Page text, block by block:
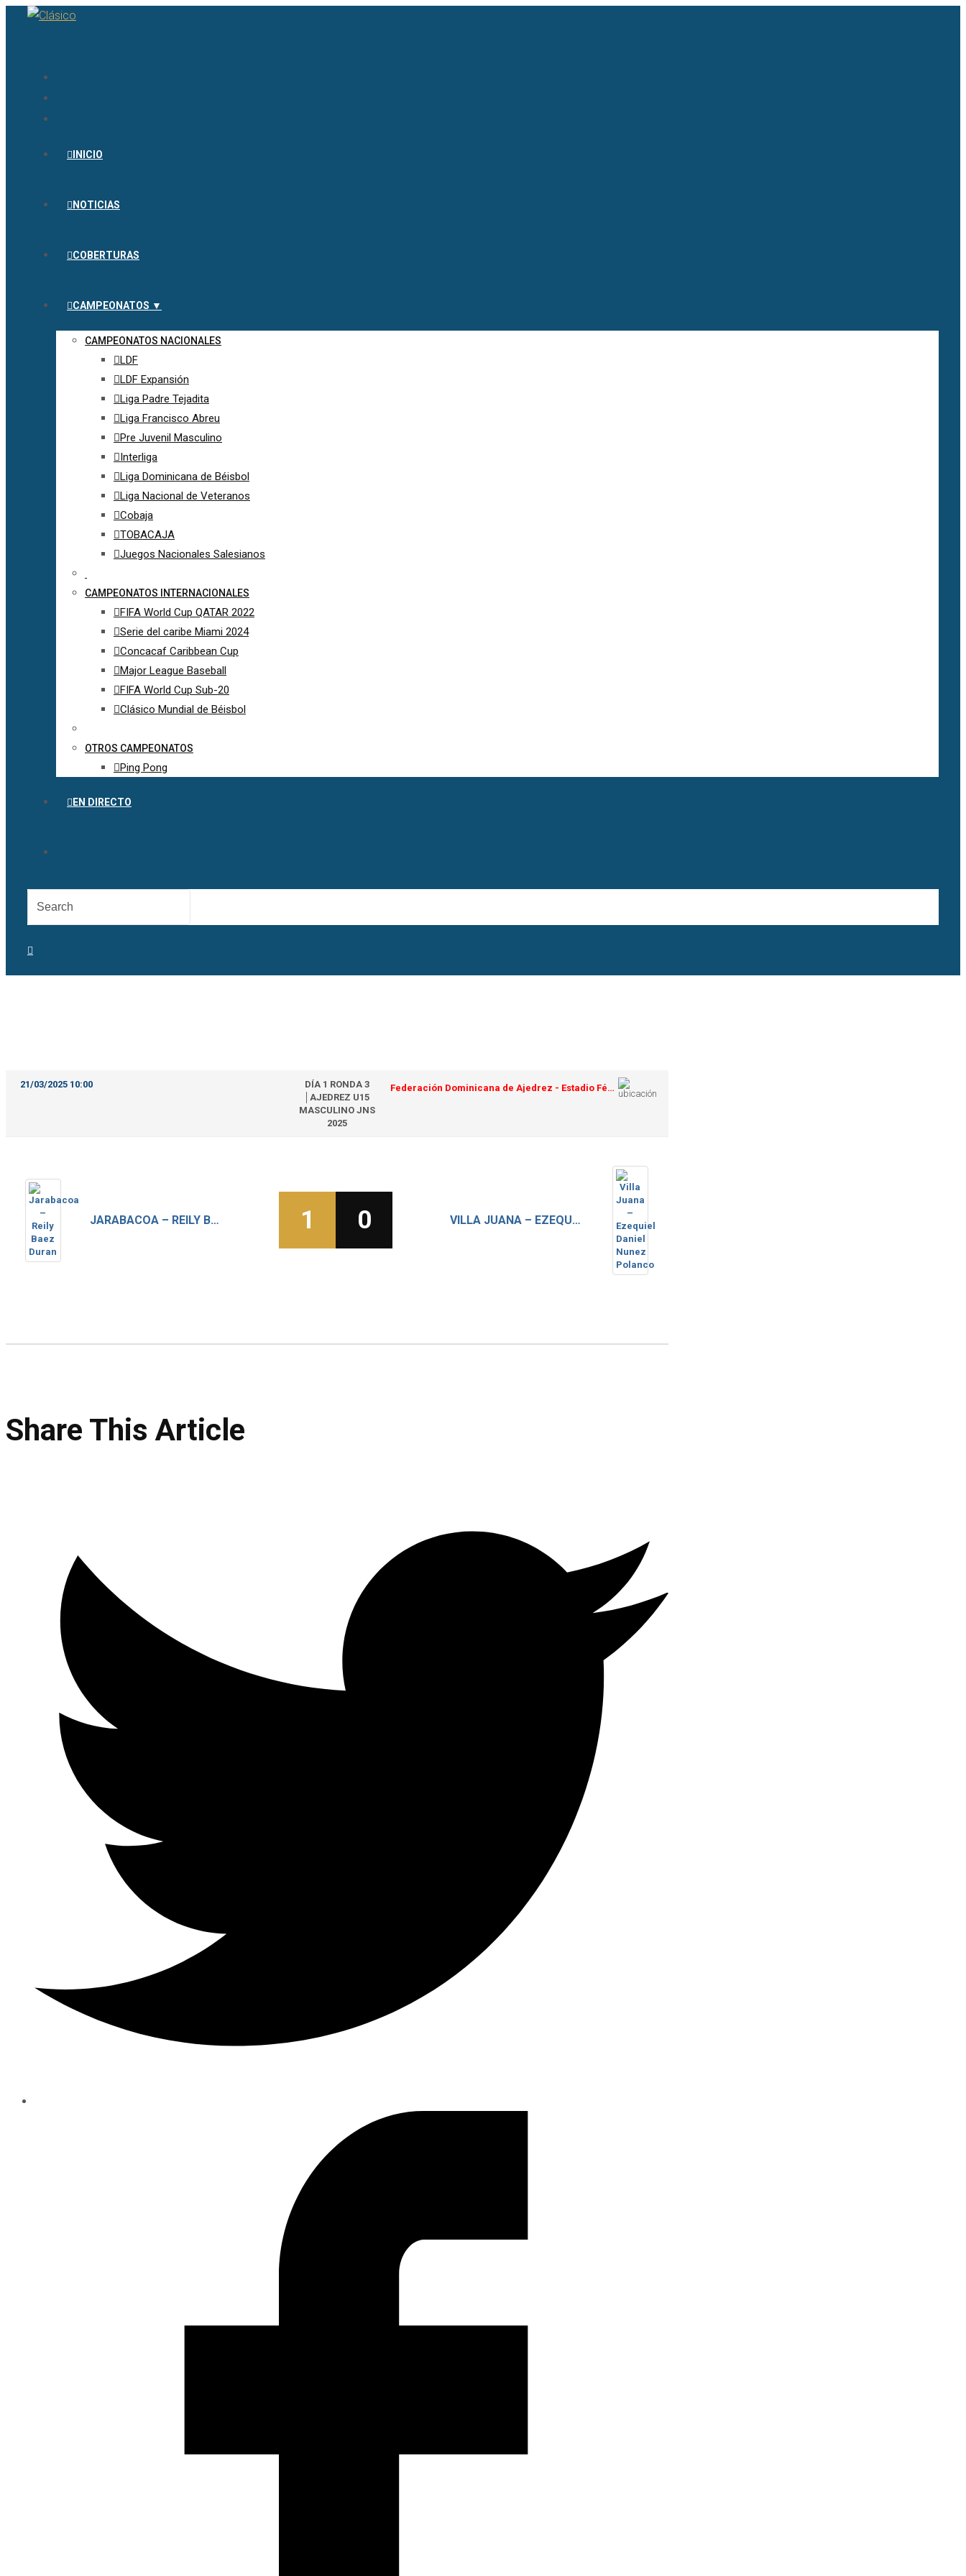
INICIO
NOTICIAS
COBERTURAS
CAMPEONATOS ▼
CAMPEONATOS NACIONALES
LDF
LDF Expansión
Liga Padre Tejadita
Liga Francisco Abreu
Pre Juvenil Masculino
Interliga
Liga Dominicana de Béisbol
Liga Nacional de Veteranos
Cobaja
TOBACAJA
Juegos Nacionales Salesianos
CAMPEONATOS INTERNACIONALES
FIFA World Cup QATAR 2022
Serie del caribe Miami 2024
Concacaf Caribbean Cup
Major League Baseball
FIFA World Cup Sub-20
Clásico Mundial de Béisbol
OTROS CAMPEONATOS
Ping Pong
EN DIRECTO
21/03/2025 10:00
DÍA 1 RONDA 3
│AJEDREZ U15
MASCULINO JNS
2025
Federación Dominicana de Ajedrez - Estadio Félix Sánchez
JARABACOA – REILY BAEZ DURAN VILLA JUANA – EZEQUIEL DANIEL NUNEZ POLANCO
1 0
Share This Article